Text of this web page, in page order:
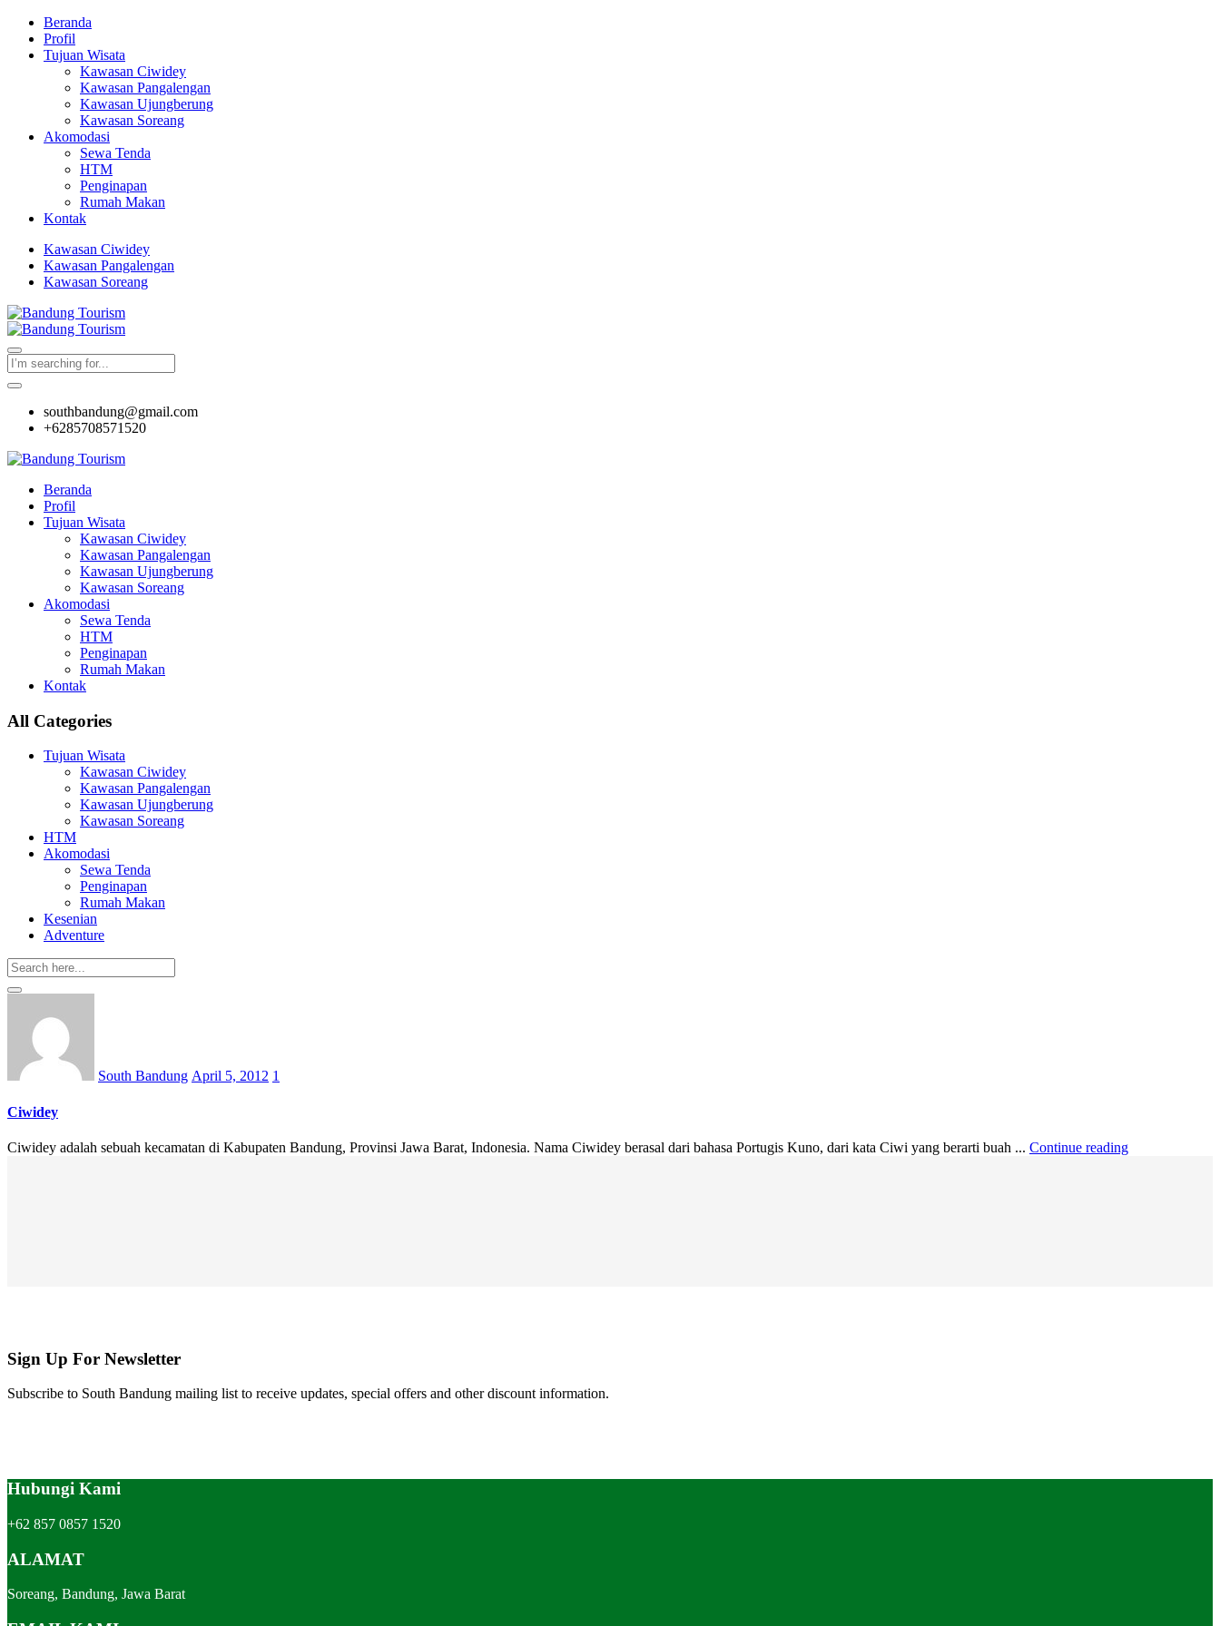
Beranda
Profil
Tujuan Wisata
Kawasan Ciwidey
Kawasan Pangalengan
Kawasan Ujungberung
Kawasan Soreang
Akomodasi
Sewa Tenda
HTM
Penginapan
Rumah Makan
Kontak
Kawasan Ciwidey
Kawasan Pangalengan
Kawasan Soreang
southbandung@gmail.com
+6285708571520
Beranda
Profil
Tujuan Wisata
Kawasan Ciwidey
Kawasan Pangalengan
Kawasan Ujungberung
Kawasan Soreang
Akomodasi
Sewa Tenda
HTM
Penginapan
Rumah Makan
Kontak
All Categories
Tujuan Wisata
Kawasan Ciwidey
Kawasan Pangalengan
Kawasan Ujungberung
Kawasan Soreang
HTM
Akomodasi
Sewa Tenda
Penginapan
Rumah Makan
Kesenian
Adventure
South Bandung April 5, 2012 1
Ciwidey
Ciwidey adalah sebuah kecamatan di Kabupaten Bandung, Provinsi Jawa Barat, Indonesia. Nama Ciwidey berasal dari bahasa Portugis Kuno, dari kata Ciwi yang berarti buah ... Continue reading
Sign Up For Newsletter
Subscribe to South Bandung mailing list to receive updates, special offers and other discount information.
Hubungi Kami
+62 857 0857 1520
ALAMAT
Soreang, Bandung, Jawa Barat